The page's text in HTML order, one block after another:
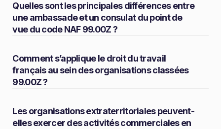
Quelles sont les principales différences entre
une ambassade et un consulat du point de
vue du code NAF 99.00Z ?
Comment s’applique le droit du travail
français au sein des organisations classées
99.00Z ?
Les organisations extraterritoriales peuvent-
elles exercer des activités commerciales en